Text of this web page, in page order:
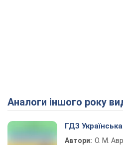
Аналоги іншого року
ГДЗ
Автори: О. М.